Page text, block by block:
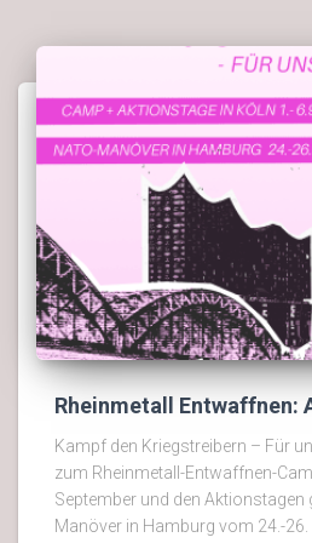
Rheinmetall Entwaffnen:
Kampf den Kriegstreibern – Für
zum Rheinmetall-Entwaffnen-
September und den Aktionstagen
Manöver in Hamburg vom 24.-26.